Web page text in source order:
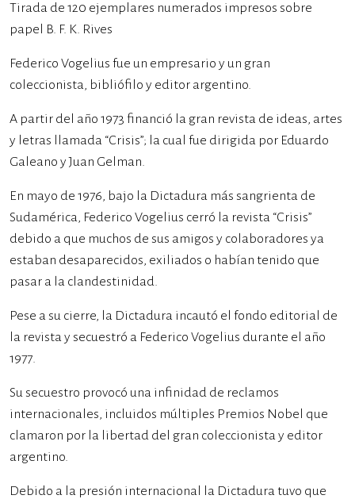
Tirada de 120 ejemplares numerados impresos sobre
papel B. F. K. Rives
Federico Vogelius fue un empresario y un gran
coleccionista, bibliófilo y editor argentino.
A partir del año 1973 financió la gran revista de ideas, artes
y letras llamada “Crisis”; la cual fue dirigida por Eduardo
Galeano y Juan Gelman.
En mayo de 1976, bajo la Dictadura más sangrienta de
Sudamérica, Federico Vogelius cerró la revista “Crisis”
debido a que muchos de sus amigos y colaboradores ya
estaban desaparecidos, exiliados o habían tenido que
pasar a la clandestinidad.
Pese a su cierre, la Dictadura incautó el fondo editorial de
la revista y secuestró a Federico Vogelius durante el año
1977.
Su secuestro provocó una infinidad de reclamos
internacionales, incluidos múltiples Premios Nobel que
clamaron por la libertad del gran coleccionista y editor
argentino.
Debido a la presión internacional la Dictadura tuvo que